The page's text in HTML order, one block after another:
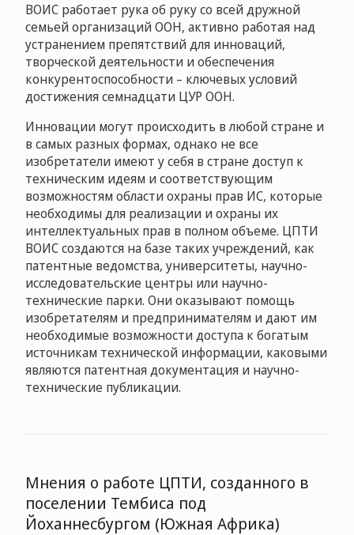
ВОИС работает рука об руку со всей дружной
семьей организаций ООН, активно работая над
устранением препятствий для инноваций,
творческой деятельности и обеспечения
конкурентоспособности – ключевых условий
достижения семнадцати ЦУР ООН.
Инновации могут происходить в любой стране и
в самых разных формах, однако не все
изобретатели имеют у себя в стране доступ к
техническим идеям и соответствующим
возможностям области охраны прав ИС, которые
необходимы для реализации и охраны их
интеллектуальных прав в полном объеме. ЦПТИ
ВОИС создаются на базе таких учреждений, как
патентные ведомства, университеты, научно-
исследовательские центры или научно-
технические парки. Они оказывают помощь
изобретателям и предпринимателям и дают им
необходимые возможности доступа к богатым
источникам технической информации, каковыми
являются патентная документация и научно-
технические публикации.
Мнения о работе ЦПТИ, созданного в
поселении Тембиса под
Йоханнесбургом (Южная Африка)